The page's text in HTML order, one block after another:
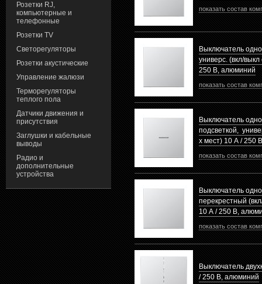
Розетки RJ,
компьютерные и
телефонные
Розетки TV
Светорегуляторы
Розетки акустические
Управление жалюзи
Терморегуляторы
теплого пола
Датчики движения и
присутствия
Заглушки и кабельные
выводы
Радио и
дополнительные
устройства
показать состав
Выключатель
универс. (вкл/
250 В, алюминий
показать состав
Выключатель
подсветкой,
х мест) 10 А / 250
показать состав
Выключатель
перекрестный
10 А / 250 В,
показать состав
Выключатель
/ 250 В, алюминий